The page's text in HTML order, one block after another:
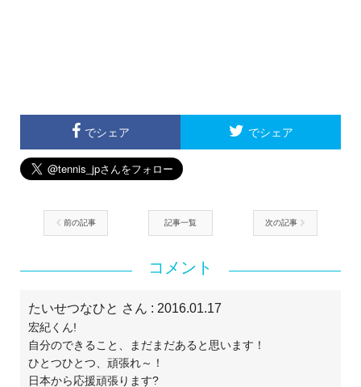
でシェア でシェア
前の記事 記事一覧 次の記事
コメント
たいせつなひと さん : 2016.01.17
宏紀くん!
自分のできること、まだまだあると思います！
ひとつひとつ、頑張れ～！
日本から応援頑張ります?